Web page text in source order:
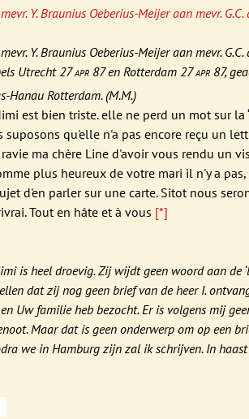
Y. Braunius Oeberius-Meijer aan mevr.
Y. Braunius Oeberius-Meijer aan mevr. G.C.
Utrecht 27apr 87 en Rotterdam 27apr 87,
Hanau Rotterdam. (M.M.)
est bien triste. elle ne perd un mot sur la
suposons qu'elle n'a pas encore reçu un
ravie ma chère Line d'avoir vous rendu un
plus heureux de votre mari il n'y a pas,
d'en parler sur une carte. Sitot nous
Tout en hâte et à vous [*]
is heel droevig. Zij wijdt geen woord aan de
dat zij nog geen brief van de heer I.
Uw familie heb bezocht. Er is volgens mij
Maar dat is geen onderwerp om op een
we in Hamburg zijn zal ik schrijven. In